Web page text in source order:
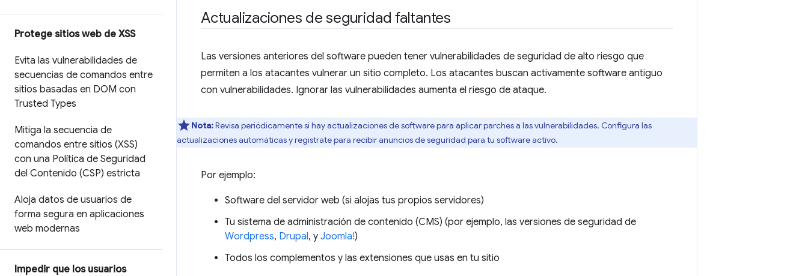
Protege sitios web de XSS
Evita las vulnerabilidades de
secuencias de comandos entre
sitios basadas en DOM con
Trusted Types
Mitiga la secuencia de
comandos entre sitios (XSS)
con una Política de Seguridad
del Contenido (CSP) estricta
Aloja datos de usuarios de
forma segura en aplicaciones
web modernas
Impedir que los usuarios
Actualizaciones de seguridad faltantes
Las versiones anteriores del software pueden tener vulnerabilidades de seguridad de alto riesgo que
permiten a los atacantes vulnerar un sitio completo. Los atacantes buscan activamente software antiguo
con vulnerabilidades. Ignorar las vulnerabilidades aumenta el riesgo de ataque.
Nota:Revisa periódicamente si hay actualizaciones de software para aplicar parches a las vulnerabilidades. Configura las
actualizaciones automáticas y regístrate para recibir anuncios de seguridad para tu software activo.
Por ejemplo:
Software del servidor web (si alojas tus propios servidores)
Tu sistema de administración de contenido (CMS) (por ejemplo, las versiones de seguridad de
Wordpress, Drupal, y Joomla!)
Todos los complementos y las extensiones que usas en tu sitio